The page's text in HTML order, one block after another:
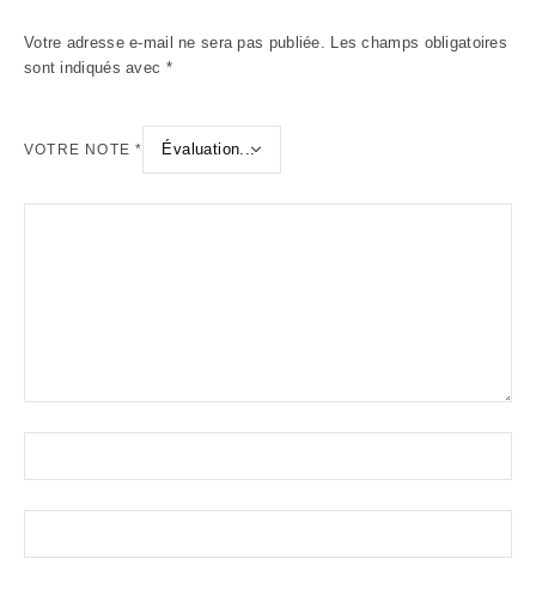
Votre adresse e-mail ne sera pas publiée. Les champs obligatoires
sont indiqués avec *
VOTRE NOTE*